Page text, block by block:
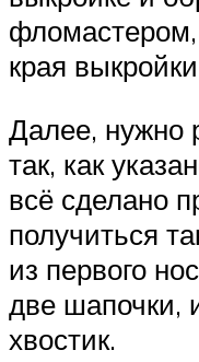
фломастером,
края
Далее, нужно
так, как
всё сделано
получиться
из первого
две шапочки,
хвостик.